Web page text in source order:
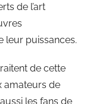
de l’art
leur puissances.
de cette
amateurs de
les fans de